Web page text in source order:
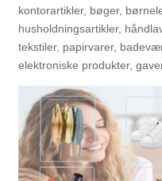
kontorartikler, bøger,
husholdningsartikler,
tekstiler, papirvarer,
elektroniske produkter,